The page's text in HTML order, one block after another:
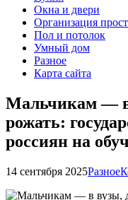
Окна и двери
Организация
Пол и потолок
Умный дом
Разное
Карта сайта
Мальчикам —
рожать:
россиян на
14 сентября 2025Разное